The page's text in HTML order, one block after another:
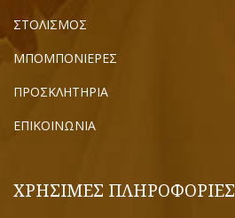
ΣΤΟΛΙΣΜΟΣ
ΜΠΟΜΠΟΝΙΕΡΕΣ
ΠΡΟΣΚΛΗΤΗΡΙΑ
ΕΠΙΚΟΙΝΩΝΙΑ
ΧΡΗΣΙΜΕΣ ΠΛΗΡΟΦΟΡΙΕΣ